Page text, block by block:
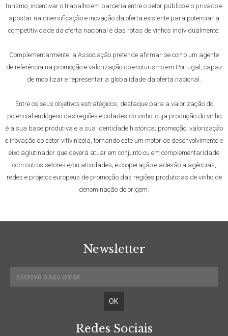
turismo, incentivar o trabalho em parceria entre o setor público e o privado e
apostar na diversificação e inovação da oferta existente para potenciar a
competitividade da oferta nacional e das rotas de vinhos individualmente.
Complementarmente, a Associação pretende afirmar-se como um agente
de referência na promoção e valorização do enoturismo em Portugal, capaz
de mobilizar e representar a globalidade da oferta nacional.
Entre os seus objetivos estratégicos, destaque para a valorização do
potencial endógeno das regiões e cidades do vinho, cuja produção do vinho
é a sua base produtiva e a sua identidade histórica; promoção, valorização
e inovação do setor vitivinícola, tornando este um motor de desenvolvimento e
eixo aglutinador que deverá atuar em conjunto ou em complementaridade
com outros setores e/ou atividades; e cooperação e adesão a agências,
redes e projetos europeus de promoção das regiões produtoras de vinho de
denominação de origem.
Newsletter
Redes Sociais